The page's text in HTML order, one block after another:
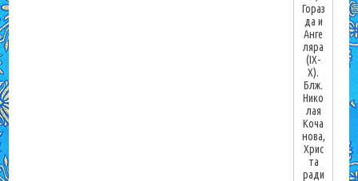
Гораз
да и
Анге
ляра
(IX-
X).
Блж.
Нико
лая
Коча
нова,
Хрис
та
ради